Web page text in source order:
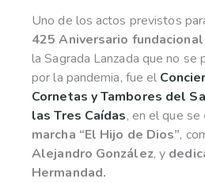
Uno de los actos previstos
425 Aniversario fundacional
la Sagrada Lanzada que no se
por la pandemia, fue el
Cornetas y Tambores del
las Tres Caídas, en el que se
marcha “El Hijo de Dios”,
Alejandro González, y
Hermandad.